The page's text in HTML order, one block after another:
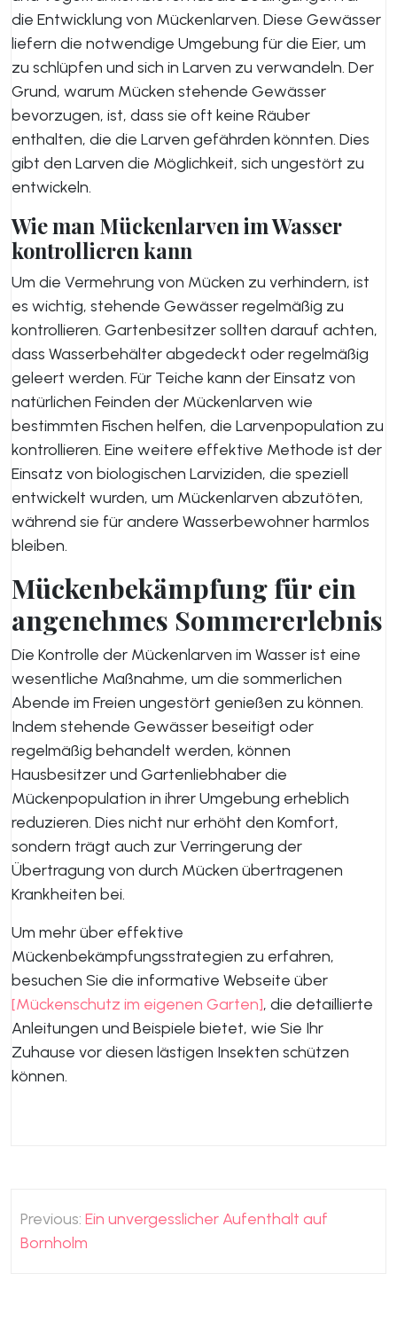
die Entwicklung von Mückenlarven. Diese Gewässer
liefern die notwendige Umgebung für die Eier, um
zu schlüpfen und sich in Larven zu verwandeln. Der
Grund, warum Mücken stehende Gewässer
bevorzugen, ist, dass sie oft keine Räuber
enthalten, die die Larven gefährden könnten. Dies
gibt den Larven die Möglichkeit, sich ungestört zu
entwickeln.
Wie man Mückenlarven im Wasser
kontrollieren kann
Um die Vermehrung von Mücken zu verhindern, ist
es wichtig, stehende Gewässer regelmäßig zu
kontrollieren. Gartenbesitzer sollten darauf achten,
dass Wasserbehälter abgedeckt oder regelmäßig
geleert werden. Für Teiche kann der Einsatz von
natürlichen Feinden der Mückenlarven wie
bestimmten Fischen helfen, die Larvenpopulation zu
kontrollieren. Eine weitere effektive Methode ist der
Einsatz von biologischen Larviziden, die speziell
entwickelt wurden, um Mückenlarven abzutöten,
während sie für andere Wasserbewohner harmlos
bleiben.
Mückenbekämpfung für ein
angenehmes Sommererlebnis
Die Kontrolle der Mückenlarven im Wasser ist eine
wesentliche Maßnahme, um die sommerlichen
Abende im Freien ungestört genießen zu können.
Indem stehende Gewässer beseitigt oder
regelmäßig behandelt werden, können
Hausbesitzer und Gartenliebhaber die
Mückenpopulation in ihrer Umgebung erheblich
reduzieren. Dies nicht nur erhöht den Komfort,
sondern trägt auch zur Verringerung der
Übertragung von durch Mücken übertragenen
Krankheiten bei.
Um mehr über effektive
Mückenbekämpfungsstrategien zu erfahren,
besuchen Sie die informative Webseite über
[Mückenschutz im eigenen Garten], die detaillierte
Anleitungen und Beispiele bietet, wie Sie Ihr
Zuhause vor diesen lästigen Insekten schützen
können.
Beitragsnavigation
Previous: Ein unvergesslicher Aufenthalt auf
Bornholm